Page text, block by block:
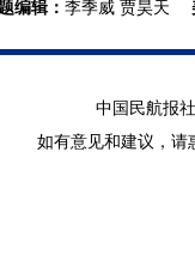
编辑 ： 李季威 贾昊天
中国民航报
如有意见和建议，请